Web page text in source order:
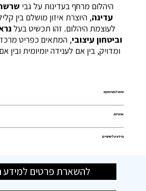
היהלום מרחף בעדינות על גבי
עדינה, היוצרת איזון מושלם בין
לעוצמת היהלום. זהו תכשיט בעל
וביטחון עיצובי, המתאים כפריט
ומדויק, בין אם לענידה יומיומית ובין
טיפול ותחזוקה
אחריות
מידע על שינויים
להשארת פרטים למידע